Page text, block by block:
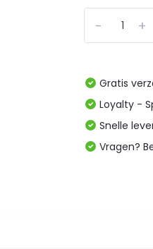
+
-
Gratis
Loyalty -
Snelle
Vragen?